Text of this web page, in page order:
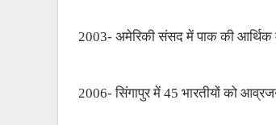
2003- अमेरिकी संसद में पाक की आर्थिक
2006- सिंगापुर में 45 भारतीयों को